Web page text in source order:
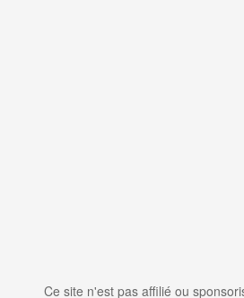
Ce site n'est pas affilié ou